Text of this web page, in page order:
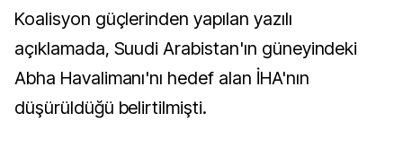
Koalisyon güçlerinden yapılan yazılı
açıklamada, Suudi Arabistan'ın güneyindeki
Abha Havalimanı'nı hedef alan İHA'nın
düşürüldüğü belirtilmişti.